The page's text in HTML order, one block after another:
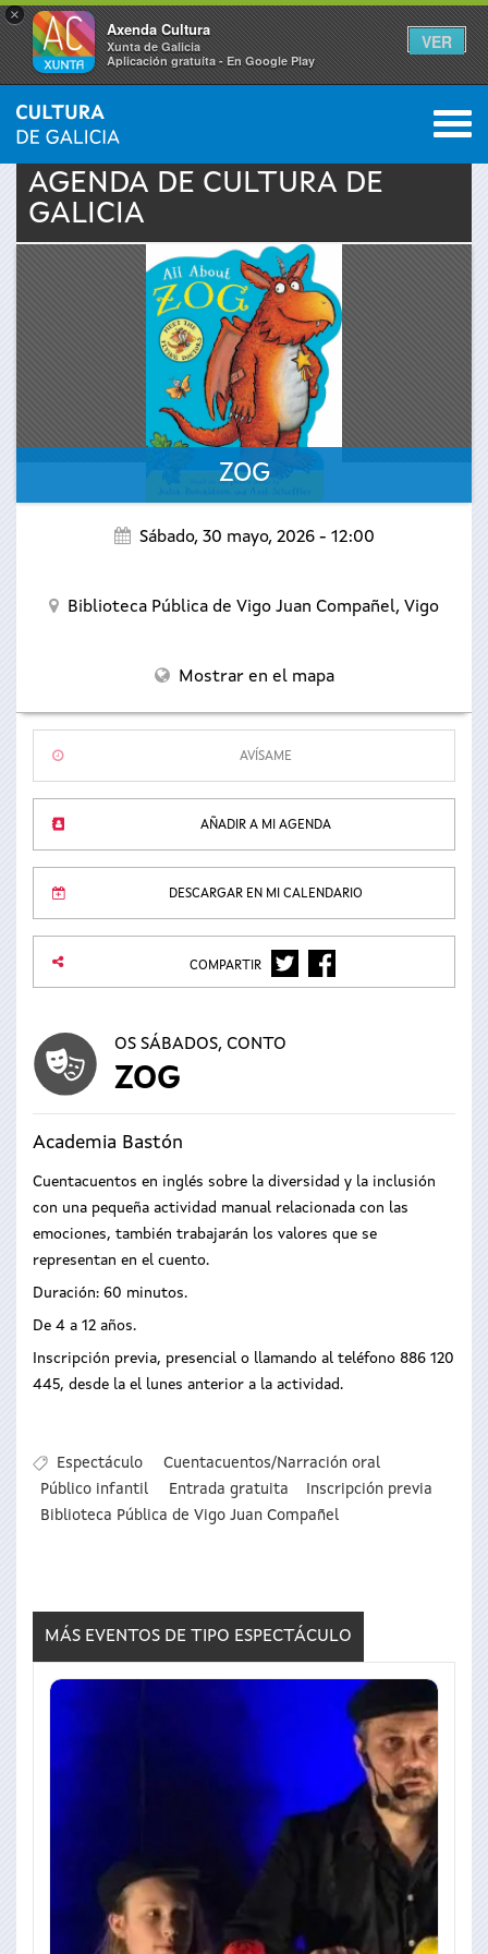
×
Axenda Cultura
Xunta de Galicia
Aplicación gratuíta - En Google Play
VER
Se
encuentra
INICIO › ACTUALIDAD 0
AGENDA DE CULTURA DE
GALICIA
ZOG
Sábado, 30 mayo, 2026 - 12:00
Biblioteca Pública de Vigo Juan Compañel, Vigo
Mostrar en el mapa
AVÍSAME
AÑADIR A MI AGENDA
DESCARGAR EN MI CALENDARIO
COMPARTIR TWITTERFACEBOOK
OS SÁBADOS, CONTO
ZOG
Academia Bastón
Cuentacuentos en inglés sobre la diversidad y la inclusión
con una pequeña actividad manual relacionada con las
emociones, también trabajarán los valores que se
representan en el cuento.
Duración: 60 minutos.
De 4 a 12 años.
Inscripción previa, presencial o llamando al teléfono 886 120
445, desde la el lunes anterior a la actividad.
Espectáculo
Cuentacuentos/Narración oral
Público infantil
Entrada gratuita
Inscripción previa
Biblioteca Pública de Vigo Juan Compañel
MÁS EVENTOS DE TIPO ESPECTÁCULO